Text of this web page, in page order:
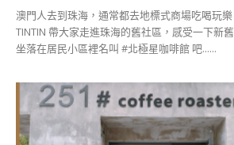
澳門人去到珠海，通常都去地標式商場吃喝玩
TINTIN 帶大家走進珠海的舊社區，感受一下新
坐落在居民小區裡名叫 #北極星咖啡館 吧......